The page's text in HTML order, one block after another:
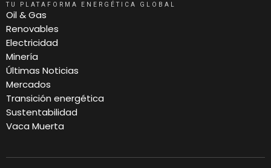
TU PLATAFORMA ENERGÉTICA GLOBAL
Oil & Gas
Renovables
Electricidad
Minería
Últimas Noticias
Mercados
Transición energética
Sustentabilidad
Vaca Muerta